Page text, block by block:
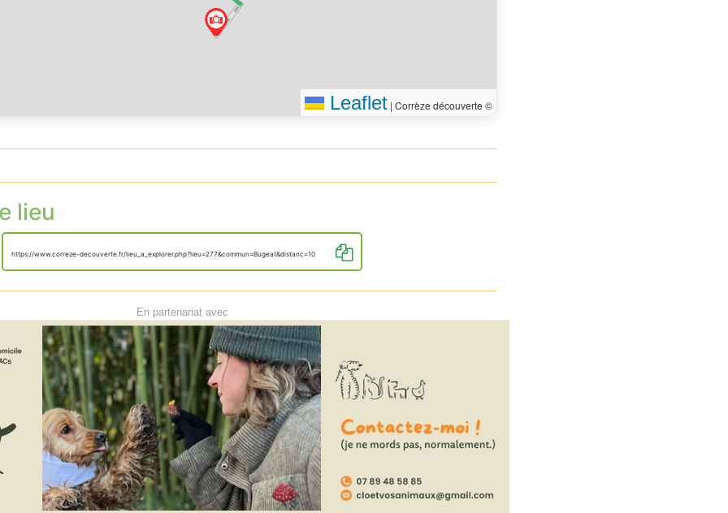
Leaflet | Corrèze découverte ©
lieu
https://www.correze-decouverte.fr/lieu_a_explorer.php?lieu=277&commun=Bugeat&distanc=10
En partenariat avec